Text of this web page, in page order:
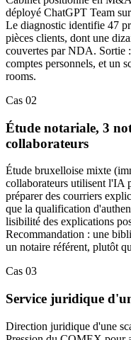
déployé ChatGPT Team
Le diagnostic identifie 47
pièces clients, dont une
couvertes par NDA. Sortie
comptes personnels, et un
rooms.
Cas 02
Étude notariale, 3
collaborateurs
Étude bruxelloise mixte
collaborateurs utilisent l'IA
préparer des courriers
que la qualification
lisibilité des explications
Recommandation : une
un notaire référent, plutôt
Cas 03
Service juridique
Direction juridique d'une